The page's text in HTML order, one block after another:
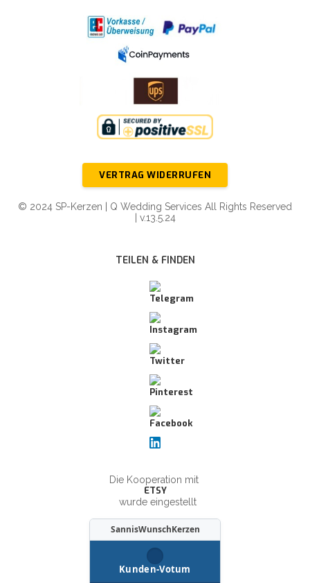
VERTRAG WIDERRUFEN
© 2024 SP-Kerzen | Q Wedding Services All Rights Reserved
| v.13.5.24
TEILEN & FINDEN
Die Kooperation mit
ETSY
wurde eingestellt
SannisWunschKerzen
Kunden-Votum